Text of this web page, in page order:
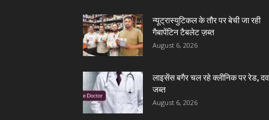
न्यूट्रास्युटिकल के तौर पर बेची जा रही
गैबापेंटिन टैबलेट ज़ब्त
August 6, 2026
लाइसेंस बगैर चल रहे क्लीनिक पर रेड,
जब्त
August 6, 2026